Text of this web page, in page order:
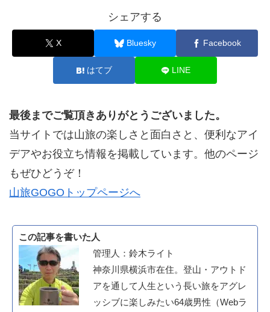
シェアする
X Bluesky Facebook
はてブ LINE
最後までご覧頂きありがとうございました。
当サイトでは山旅の楽しさと面白さと、便利なアイ
デアやお役立ち情報を掲載しています。他のページ
もぜひどうぞ！
山旅GOGOトップページへ
この記事を書いた人
管理人：鈴木ライト
神奈川県横浜市在住。登山・アウトド
アを通して人生という長い旅をアグレ
ッシブに楽しみたい64歳男性（Webラ